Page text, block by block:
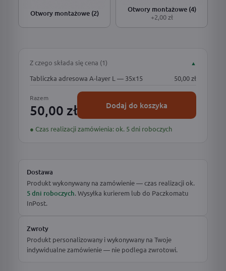
Otwory montażowe (2) Otwory montażowe (4)
+2,00 zł
Z czego składa się cena (1) ▲
Tabliczka adresowa A-layer L — 35x15 50,00 zł
Razem
50,00 zł Dodaj do koszyka
● Czas realizacji zamówienia: ok. 5 dni roboczych
Dostawa
Produkt wykonywany na zamówienie — czas realizacji ok.
5 dni roboczych. Wysyłka kurierem lub do Paczkomatu
InPost.
Zwroty
Produkt personalizowany i wykonywany na Twoje
indywidualne zamówienie — nie podlega zwrotowi.